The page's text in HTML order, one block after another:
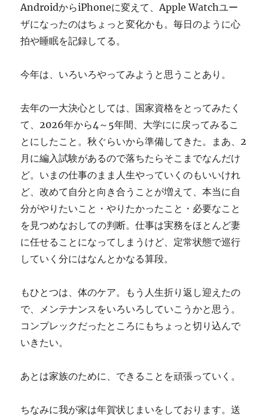
AndroidからiPhoneに変えて、Apple Watchユー
ザになったのはちょっと変化かも。毎日のように心
拍や睡眠を記録してる。
今年は、いろいろやってみようと思うことあり。
去年の一大決心としては、国家資格をとってみたく
て、2026年から4～5年間、大学にに戻ってみるこ
とにしたこと。秋ぐらいから準備してきた。まあ、2
月に編入試験があるので落ちたらそこまでなんだけ
ど。いまの仕事のまま人生やっていくのもいいけれ
ど、改めて自分と向き合うことが増えて、本当に自
分がやりたいこと・やりたかったこと・必要なこと
を見つめなおしての判断。仕事は実務をほとんど妻
に任せることになってしまうけど、定常状態で巡行
していく分にはなんとかなる算段。
もひとつは、体のケア。もう人生折り返し迎えたの
で、メンテナンスをいろいろしていこうかと思う。
コンプレックだったところにもちょっと切り込んで
いきたい。
あとは家族のために、できることを頑張っていく。
ちなみに我が家は年賀状じまいをしております。送